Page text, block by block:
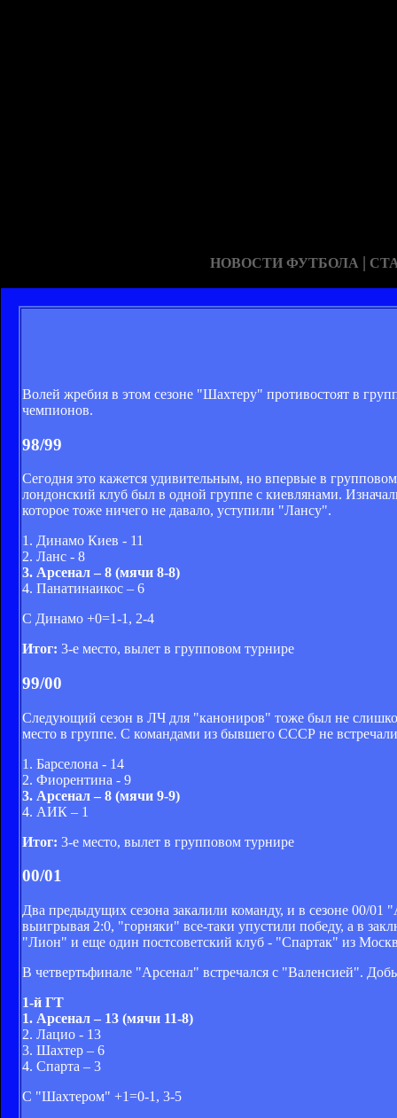
НОВОСТИ ФУТБОЛА |
Волей жребия в этом сезоне "Шахтеру" противостоят в
чемпионов.
98/99
Сегодня это кажется удивительным, но впервые в
лондонский клуб был в одной группе с киевлянами.
которое тоже ничего не давало, уступили "Лансу".
1. Динамо Киев - 11
2. Ланс - 8
3. Арсенал – 8 (мячи 8-8)
4. Панатинаикос – 6
С Динамо +0=1-1, 2-4
Итог: 3-е место, вылет в групповом турнире
99/00
Следующий сезон в ЛЧ для "канониров" тоже был не
место в группе. С командами из бывшего СССР не
1. Барселона - 14
2. Фиорентина - 9
3. Арсенал – 8 (мячи 9-9)
4. АИК – 1
Итог: 3-е место, вылет в групповом турнире
00/01
Два предыдущих сезона закалили команду, и в сезоне 00/
выигрывая 2:0, "горняки" все-таки упустили победу, а в
"Лион" и еще один постсоветский клуб - "Спартак" из
В четвертьфинале "Арсенал" встречался с "Валенсией".
1-й ГТ
1. Арсенал – 13 (мячи 11-8)
2. Лацио - 13
3. Шахтер – 6
4. Спарта – 3
С "Шахтером" +1=0-1, 3-5